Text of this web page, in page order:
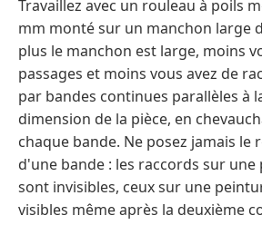
Travaillez avec un rouleau à poils
mm monté sur un manchon large
plus le manchon est large, moins
passages et moins vous avez de
par bandes continues parallèles à
dimension de la pièce, en
chaque bande. Ne posez jamais le
d'une bande : les raccords sur
sont invisibles, ceux sur une
visibles même après la deuxième